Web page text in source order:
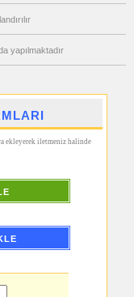
yapılmaktadır
ekleyerek iletmeniz halinde